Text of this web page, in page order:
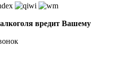
вредит Вашему